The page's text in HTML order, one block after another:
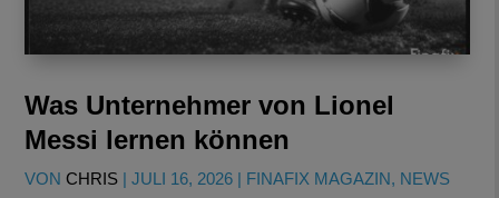
Was Unternehmer von Lionel
Messi lernen können
VONCHRIS |JULI 16, 2026 | FINAFIX MAGAZIN, NEWS